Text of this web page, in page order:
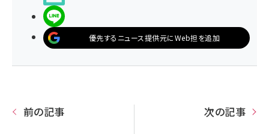
優先するニュース提供元にWeb担を追加
前の記事 次の記事